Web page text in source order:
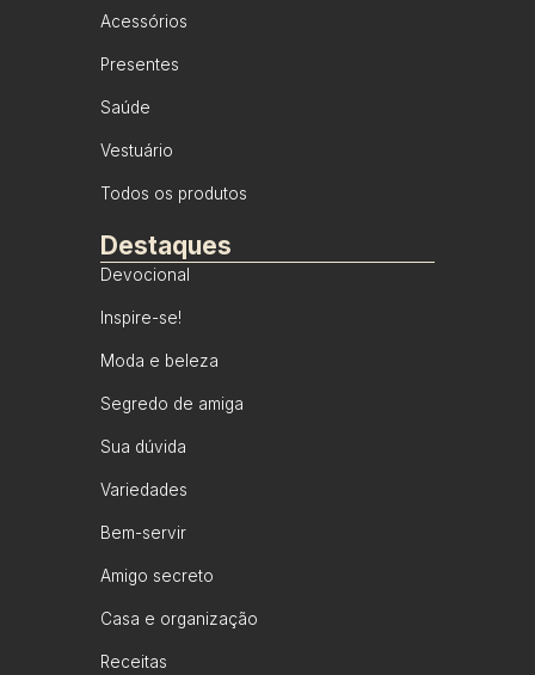
Acessórios
Presentes
Saúde
Vestuário
Todos os produtos
Destaques
Devocional
Inspire-se!
Moda e beleza
Segredo de amiga
Sua dúvida
Variedades
Bem-servir
Amigo secreto
Casa e organização
Receitas